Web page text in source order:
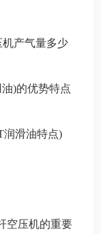
机产气量多少
)的优势特点
润滑油特点)
空压机的重要